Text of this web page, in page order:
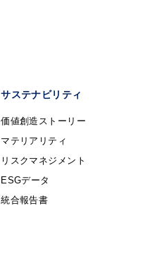
サステナビリティ
価値創造ストーリー
マテリアリティ
リスクマネジメント
ESGデータ
統合報告書